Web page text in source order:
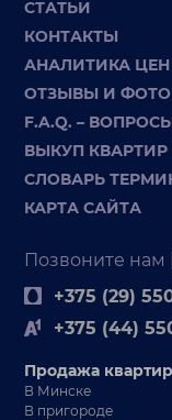
СТАТЬИ
КОНТАКТЫ
АНАЛИТИКА
ОТЗЫВЫ И
F.A.Q. –
ВЫКУП КВАРТИР
СЛОВАРЬ
КАРТА САЙТА
Позвоните нам
+375 (29)
+375 (44)
Продажа квартир
В Минске
В пригороде